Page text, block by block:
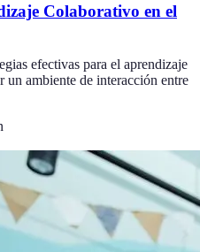
Colaborativo en el
efectivas para el aprendizaje
ambiente de interacción entre